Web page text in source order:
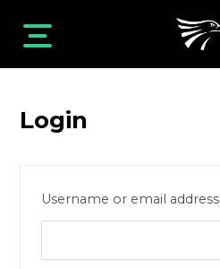
Login
Username or email address